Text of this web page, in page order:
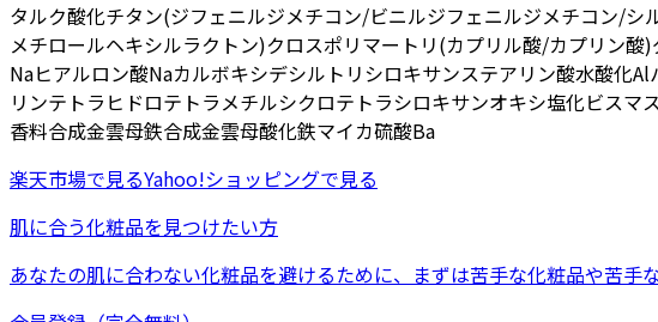
タルク酸化チタン(ジフェニルジメチコン/ビニルジフェニルジメチコン/シ
メチロールヘキシルラクトン)クロスポリマー トリ(カプリル酸/カプリン酸
Naヒアルロン酸Naカルボキシデシルトリシロキサンステアリン酸水酸化Al
リンテトラヒドロテトラメチルシクロテトラシロキサンオキシ塩化ビスマ
香料合成金雲母鉄合成金雲母酸化鉄マイカ硫酸Ba
楽天市場で見るYahoo!ショッピングで見る
肌に合う化粧品を見つけたい方
あなたの肌に合わない化粧品を避けるために、まずは苦手な化粧品や苦手